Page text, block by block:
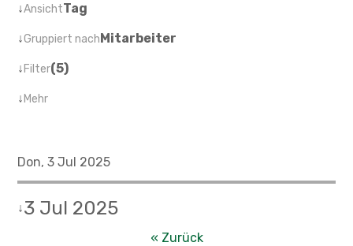
↓AnsichtTag
↓Gruppiert nachMitarbeiter
↓Filter(5)
↓Mehr
Don, 3 Jul 2025
↓3 Jul 2025
« Zurück